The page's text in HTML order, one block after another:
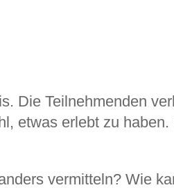
Die Teilnehmenden
etwas erlebt zu
vermitteln? Wie